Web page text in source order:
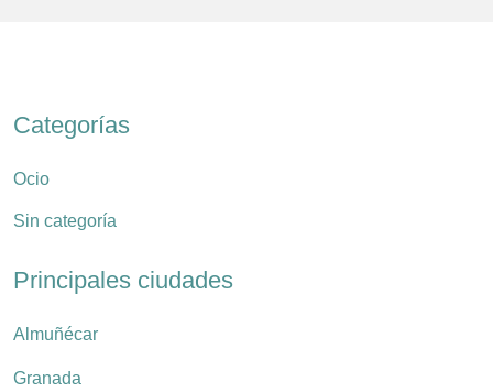
Categorías
Ocio
Sin categoría
Principales ciudades
Almuñécar
Granada